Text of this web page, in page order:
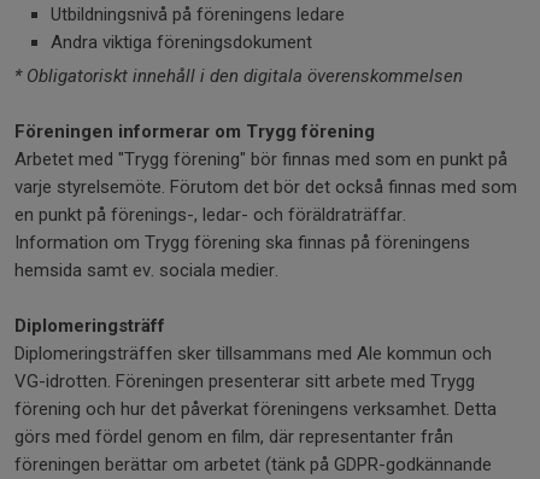
Utbildningsnivå på föreningens ledare
Andra viktiga föreningsdokument
* Obligatoriskt innehåll i den digitala överenskommelsen
Föreningen informerar om Trygg förening
Arbetet med "Trygg förening" bör finnas med som en punkt på
varje styrelsemöte. Förutom det bör det också finnas med som
en punkt på förenings-, ledar- och föräldraträffar.
Information om Trygg förening ska finnas på föreningens
hemsida samt ev. sociala medier.
Diplomeringsträff
Diplomeringsträffen sker tillsammans med Ale kommun och
VG-idrotten. Föreningen presenterar sitt arbete med Trygg
förening och hur det påverkat föreningens verksamhet. Detta
görs med fördel genom en film, där representanter från
föreningen berättar om arbetet (tänk på GDPR-godkännande